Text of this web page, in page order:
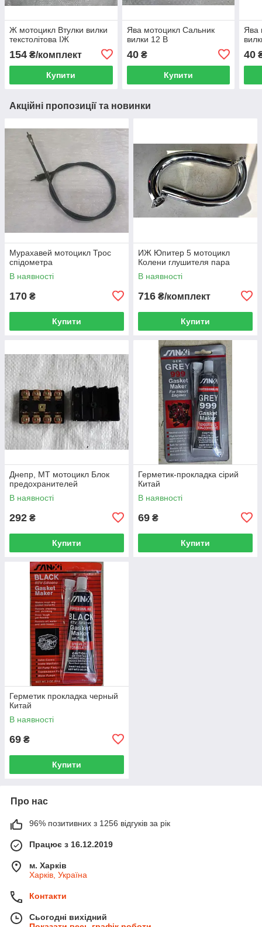
Ж мотоцикл Втулки вилки
текстолітова ІЖ
154 ₴/комплект
Купити
Ява мотоцикл Сальник
вилки 12 В
40₴
Купити
Ява
40
Акційні пропозиції та новинки
Мурахавей мотоцикл Трос
спідометра
В наявності
170 ₴
Купити
ИЖ Юпитер 5 мотоцикл
Колени глушителя пара
В наявності
716 ₴/комплект
Купити
Днепр, МТ мотоцикл Блок
предохранителей
В наявності
292 ₴
Купити
Герметик-прокладка сірий
Китай
В наявності
69 ₴
Купити
Герметик прокладка черный
Китай
В наявності
69 ₴
Купити
Про нас
96% позитивних з 1256 відгуків за рік
Працює з 16.12.2019
м. Харків
Харків, Україна
Контакти
Сьогодні вихідний